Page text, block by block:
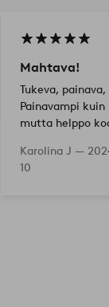
Mahtava!
Tukeva,
Painavampi
mutta helppo
kuvauksessa
Kaiken
Karolina J —
10